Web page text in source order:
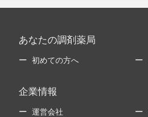
あなたの調剤薬局
初めての方へ
企業情報
運営会社